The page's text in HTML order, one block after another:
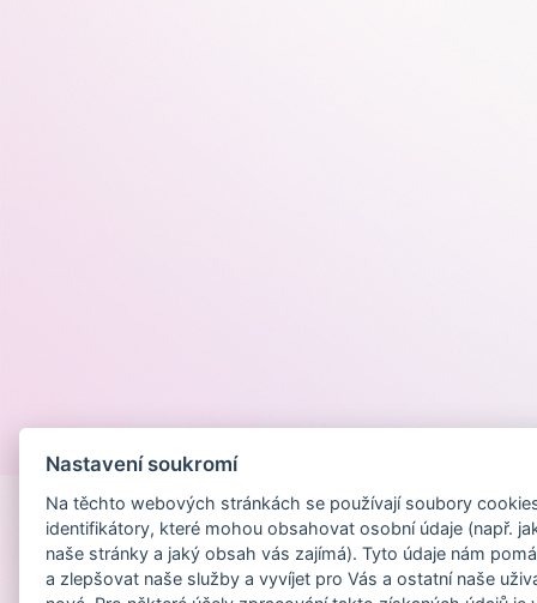
Nastavení soukromí
Na těchto webových stránkách se používají soubory
identifikátory, které mohou obsahovat osobní údaje (např.
naše stránky a jaký obsah vás zajímá). Tyto údaje nám
a zlepšovat naše služby a vyvíjet pro Vás a ostatní naše